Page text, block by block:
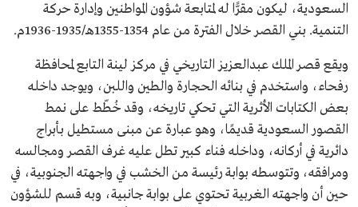
السعودية، ليكون مقرًّا له لمتابعة شؤون المواطنين وإدارة حركة
التنمية. بني القصر خلال الفترة من عام 1354-1355هـ/1935-1936م.
ويقع قصر الملك عبدالعزيز التاريخي في مركز لينة التابع لمحافظة
رفحاء، واستخدم في بنائه الحجارة والطين واللبن، ويوجد داخله
بعض الكتابات الأثرية التي تحكي تاريخه، وقد خُطّط على نمط
القصور السعودية قديمًا، وهو عبارة عن مبنى مستطيل بأبراج
دائرية في أركانه، وداخله فناء كبير تطل عليه غرف القصر ومجالسه
ومرافقه، وتتوسطه بوابة رئيسة من الخشب في واجهته الجنوبية، في
حين أن واجهته الغربية تحتوي على بوابة جانبية، وبه قسم للشؤون